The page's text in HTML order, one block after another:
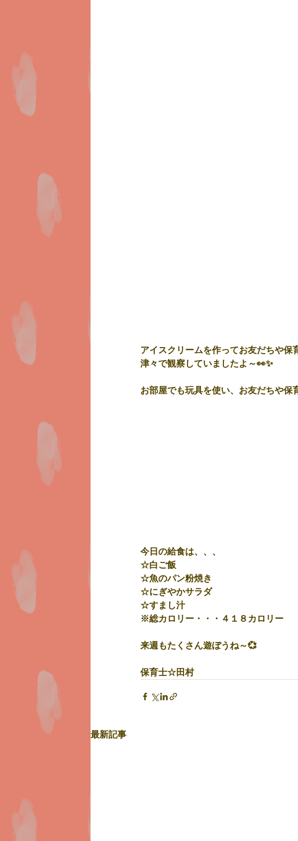
アイスクリームを作ってお友だちや
津々で観察していましたよ～👀✨
お部屋でも玩具を使い、お友だちや保
今日の給食は、、、
☆白ご飯
☆魚のパン粉焼き
☆にぎやかサラダ
☆すまし汁
※総カロリー・・・４１８カロリー
来週もたくさん遊ぼうね～💞
保育士☆田村
最新記事